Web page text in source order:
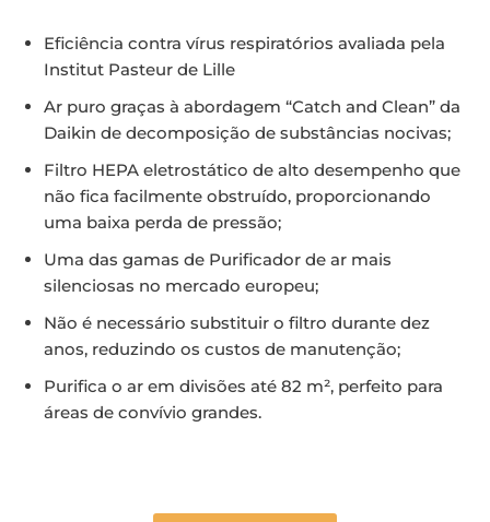
Eficiência contra vírus respiratórios avaliada pela
Institut Pasteur de Lille
Ar puro graças à abordagem “Catch and Clean” da
Daikin de decomposição de substâncias nocivas;
Filtro HEPA eletrostático de alto desempenho que
não fica facilmente obstruído, proporcionando
uma baixa perda de pressão;
Uma das gamas de Purificador de ar mais
silenciosas no mercado europeu;
Não é necessário substituir o filtro durante dez
anos, reduzindo os custos de manutenção;
Purifica o ar em divisões até 82 m², perfeito para
áreas de convívio grandes.